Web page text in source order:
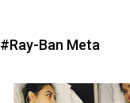
#Ray-Ban Meta